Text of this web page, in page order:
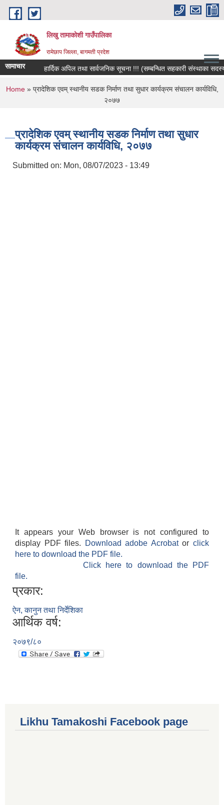
Skip to main content
लिखु तामाकोशी गाउँपालिका
रामेछाप जिल्ला, बागमती प्रदेश
सामाचार हार्दिक अपिल तथा सार्वजनिक सूचना !!! (सम्बन्धित सहकारी संस्थाका सदस्य,
You are here
Home» प्रादेशिक एवम् स्थानीय सडक निर्माण तथा सुधार कार्यक्रम संचालन कार्यविधि,
२०७७
प्रादेशिक एवम् स्थानीय सडक निर्माण तथा सुधार
कार्यक्रम संचालन कार्यविधि, २०७७
Submitted on: Mon, 08/07/2023 - 13:49
It appears your Web browser is not configured to
display PDF files.
Download adobe Acrobatorclick
here to download the PDF file.
Click here to download the PDF
file.
प्रकार:
ऐन, कानुन तथा निर्देशिका
आर्थिक वर्ष:
२०७९/८०
Likhu Tamakoshi Facebook page